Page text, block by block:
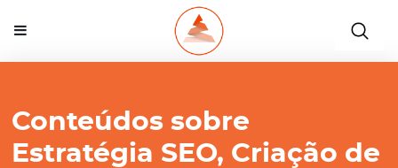
Conteúdos sobre
Estratégia SEO, Criação de